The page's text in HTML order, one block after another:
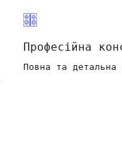
Професійна
Повна та детальна